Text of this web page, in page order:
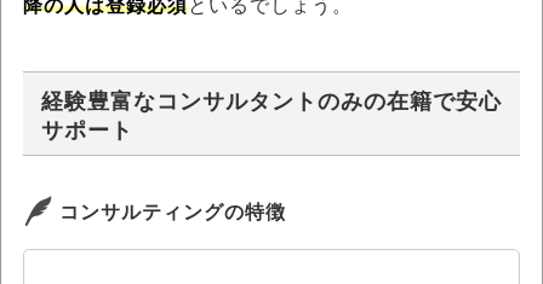
降の人は登録必須といるでしょう。
経験豊富なコンサルタントのみの在籍で安心
サポート
コンサルティングの特徴